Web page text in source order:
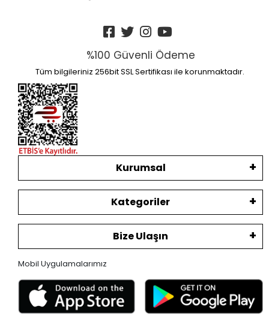
%100 Güvenli Ödeme
Tüm bilgileriniz 256bit SSL Sertifikası ile korunmaktadır.
Kurumsal
Kategoriler
Bize Ulaşın
Mobil Uygulamalarımız